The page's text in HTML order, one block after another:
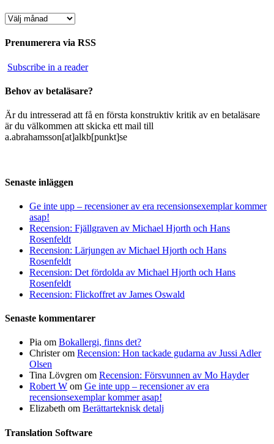
Arkiv
Prenumerera via RSS
Subscribe in a reader
Behov av betaläsare?
Är du intresserad att få en första konstruktiv kritik av en betaläsare
är du välkommen att skicka ett mail till
a.abrahamsson[at]alkb[punkt]se
Senaste inläggen
Ge inte upp – recensioner av era recensionsexemplar kommer
asap!
Recension: Fjällgraven av Michael Hjorth och Hans
Rosenfeldt
Recension: Lärjungen av Michael Hjorth och Hans
Rosenfeldt
Recension: Det fördolda av Michael Hjorth och Hans
Rosenfeldt
Recension: Flickoffret av James Oswald
Senaste kommentarer
Pia om Bokallergi, finns det?
Christerom Recension: Hon tackade gudarna av Jussi Adler
Olsen
Tina Lövgren om Recension: Försvunnen av Mo Hayder
Robert W om Ge inte upp – recensioner av era
recensionsexemplar kommer asap!
Elizabeth om Berättarteknisk detalj
Translation Software